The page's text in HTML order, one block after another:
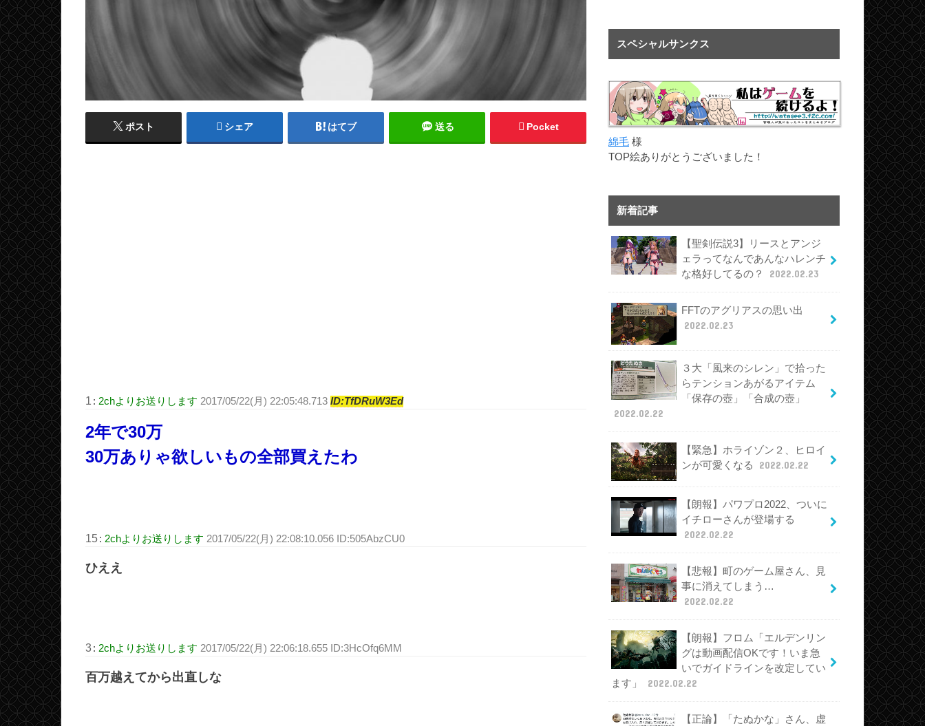
ポスト シェア はてブ 送る Pocket
1 : 2chよりお送りします 2017/05/22(月) 22:05:48.713 ID:TfDRuW3Ed
2年で30万
30万ありゃ欲しいもの全部買えたわ
15: 2chよりお送りします 2017/05/22(月) 22:08:10.056 ID:505AbzCU0
ひええ
3: 2chよりお送りします 2017/05/22(月) 22:06:18.655 ID:3HcOfq6MM
百万越えてから出直しな
スペシャルサンクス
綿毛 様
TOP絵ありがとうございました！
新着記事
【聖剣伝説3】リースとアンジ
ェラってなんであんなハレンチ
な格好してるの？
2022.02.23
FFTのアグリアスの思い出
2022.02.23
３大「風来のシレン」で拾った
らテンションあがるアイテム
「保存の壺」「合成の壺」
2022.02.22
【緊急】ホライゾン２、ヒロイ
ンが可愛くなる
2022.02.22
【朗報】パワプロ2022、ついに
イチローさんが登場する
2022.02.22
【悲報】町のゲーム屋さん、見
事に消えてしまう…
2022.02.22
【朗報】フロム「エルデンリン
グは動画配信OKです！いま急
いでガイドラインを改定してい
ます」
2022.02.22
【正論】「たぬかな」さん、虚